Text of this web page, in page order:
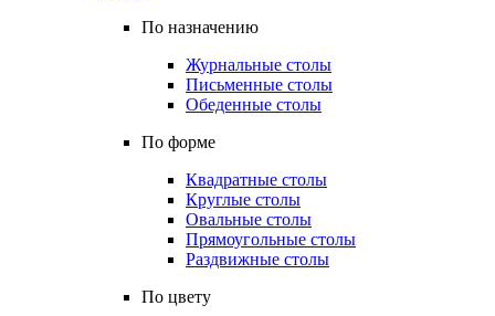
По назначению
Журнальные столы
Письменные столы
Обеденные столы
По форме
Квадратные столы
Круглые столы
Овальные столы
Прямоугольные столы
Раздвижные столы
По цвету